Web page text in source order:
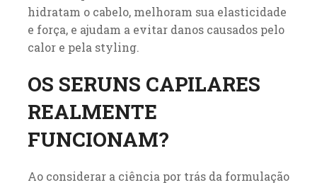
hidratam o cabelo, melhoram sua elasticidade
e força, e ajudam a evitar danos causados pelo
calor e pela styling.
OS SERUNS CAPILARES
REALMENTE
FUNCIONAM?
Ao considerar a ciência por trás da formulação